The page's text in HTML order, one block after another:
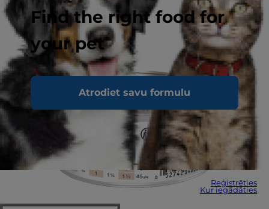
Find the right food for
your pet
Atrodiet savu formulu
Reģistrēties
Kur iegādāties